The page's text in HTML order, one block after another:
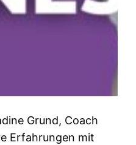
Grund, Coach
Erfahrungen mit